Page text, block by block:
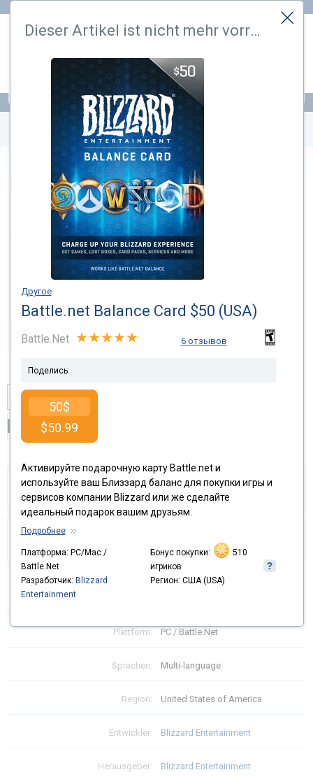
PSN -Karten
WORLD OF WARCRAFT: THE WAR WITHIN (US)
ERWARTET
Teilen und verdienen Garantiert
verdienen?
Plattform: PC / Battle.Net
Sprachen: Multi-language
Region: United States of America
Entwickler: Blizzard Entertainment
Herausgeber: Blizzard Entertainment
Schreiben Sie mir, wenn verfügbar
zur Wunschliste hinzufugen
Hi! Könnten wir bitte einige zusätzliche Dienste aktivieren, die
Cookies erfordern? Sie können Ihre Einwilligung später jederzeit
Dieser Artikel ist nicht mehr vorrätig. Wir haben ein ähnliches gefunden
Другое
Battle.net Balance Card $50 (USA)
Battle.Net 6 отзывов
Поделись:
50$
$50.99
Активируйте подарочную карту Battle.net и
используйте ваш Близзард баланс для покупки игры и
сервисов компании Blizzard или же сделайте
идеальный подарок вашим друзьям.
Подробнее
Платформа: PC/Mac /
Battle.Net
Разработчик: Blizzard
Entertainment
Бонус покупки:
510
игриков
Регион: США (USA)